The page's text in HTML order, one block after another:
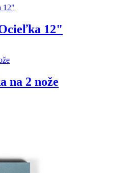
12"
na 2 nože